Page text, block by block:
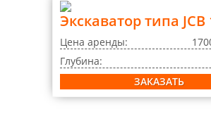
Экскаватор типа JCB
Цена аренды:
Глубина:
ЗАКАЗАТЬ